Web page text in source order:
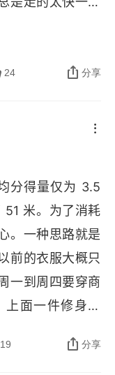
怎样提要求。说
描述挺发人深省
里常备预制菜，
似乎变成一个用
都觉得很无趣。
，他们是吃过好
一吃就知道；而
基本不踩雷。但
入大规模养殖时
时候的味道”；
觉更难免钝化，
有儿时味道的一
近的深处，而这
就是待人接物，
待人接物，接物
。一旦开始真正
量的物进入人
我讲的一件事，
，外婆已经不在
外婆家外婆总是
哇哈哈，她跟外
就可以花我赚的
就离开了，我这
婆，她很遗憾没
24 分享
分得量仅为 3.5
米。为了消耗
。一种思路就是
前的衣服大概只
一到周四要穿商
面一件修身夹
成家居服，出去
分享